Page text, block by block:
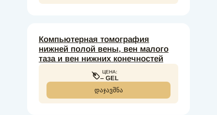
Компьютерная томография
нижней полой вены, вен малого
таза и вен нижних конечностей
ЦЕНА:
– GEL
ᲓᲐᲯᲐᲕᲨᲜᲐ